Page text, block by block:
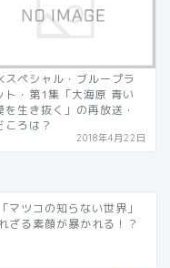
スペシャル・ブループラ
ト・第1集「大海原 青い
を生き抜く」の再放送・
ころは？
2018年4月22日
マツコの知らない世界」
ざる素顔が暴かれる！？